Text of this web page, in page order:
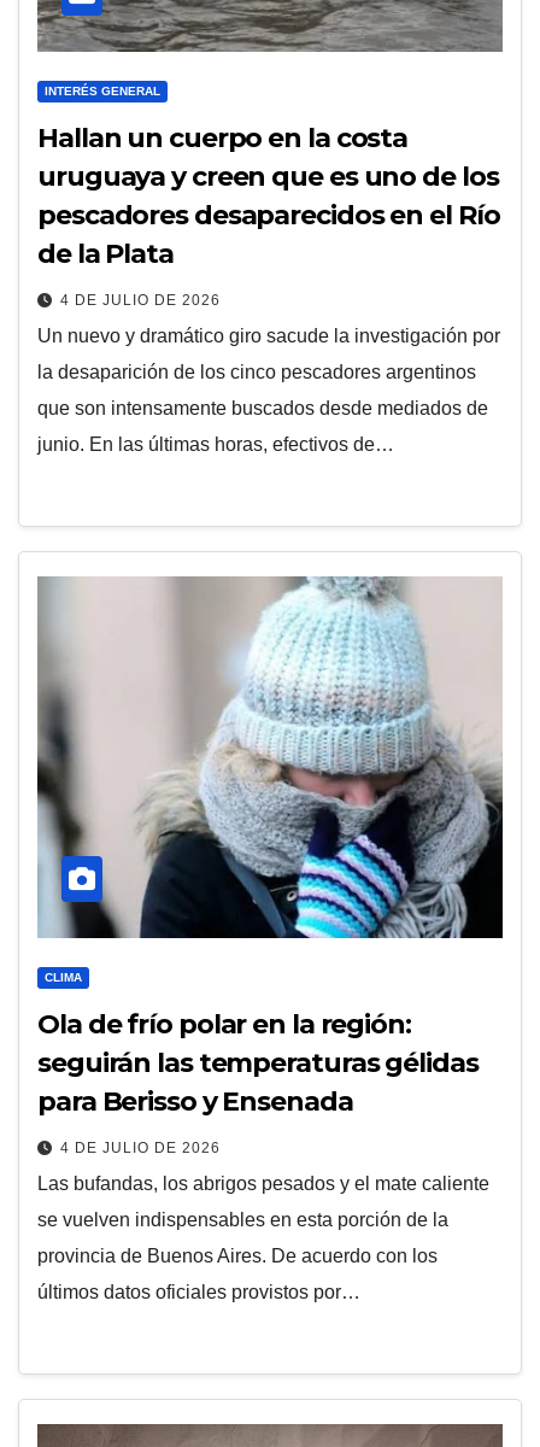
INTERÉS GENERAL
Hallan un cuerpo en la costa
uruguaya y creen que es uno de los
pescadores desaparecidos en el Río
de la Plata
4 DE JULIO DE 2026
Un nuevo y dramático giro sacude la investigación por
la desaparición de los cinco pescadores argentinos
que son intensamente buscados desde mediados de
junio. En las últimas horas, efectivos de…
CLIMA
Ola de frío polar en la región:
seguirán las temperaturas gélidas
para Berisso y Ensenada
4 DE JULIO DE 2026
Las bufandas, los abrigos pesados y el mate caliente
se vuelven indispensables en esta porción de la
provincia de Buenos Aires. De acuerdo con los
últimos datos oficiales provistos por…